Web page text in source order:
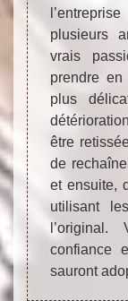
plusieurs
vrais
prendre
plus
être
de
et ensuite,
utilisant
confiance
sauront